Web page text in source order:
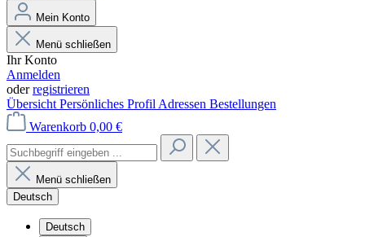
Mein Konto
Menü schließen
Ihr Konto
Anmelden
oderregistrieren
Übersicht Persönliches Profil Adressen Bestellungen
Warenkorb 0,00 €
Menü schließen
Deutsch
Deutsch